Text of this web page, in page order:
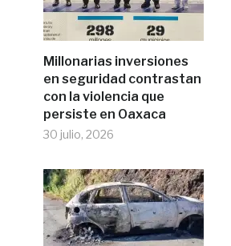
Millonarias inversiones
en seguridad contrastan
con la violencia que
persiste en Oaxaca
30 julio, 2026